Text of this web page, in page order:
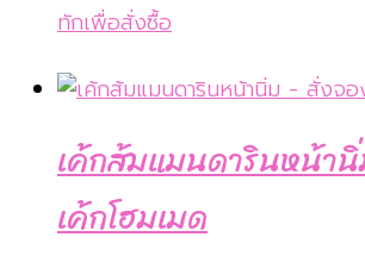
ทักเพื่อสั่งซื้อ
เค้กส้มแมนดารินหน้า
เค้กโฮมเมด